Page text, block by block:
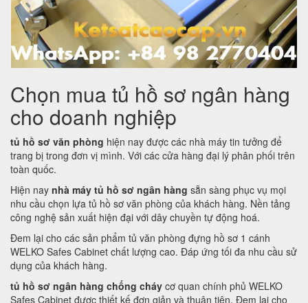
Chọn mua tủ hồ sơ ngân hàng
cho doanh nghiệp
tủ hồ sơ văn phòng hiện nay được các nhà máy tin tưởng để
trang bị trong đơn vị mình. Với các cửa hàng đại lý phân phối trên
toàn quốc.
Hiện nay nhà máy tủ hồ sơ ngân hàng sẵn sàng phục vụ mọi
nhu cầu chọn lựa tủ hồ sơ văn phòng của khách hàng. Nền tảng
công nghệ sản xuất hiện đại với dây chuyền tự động hoá.
Đem lại cho các sản phẩm tủ văn phòng đựng hồ sơ 1 cánh
WELKO Safes Cabinet chất lượng cao. Đáp ứng tối đa nhu cầu sử
dụng của khách hàng.
tủ hồ sơ ngân hàng chống cháy cơ quan chính phủ WELKO
Safes Cabinet được thiết kế đơn giản và thuận tiện. Đem lại cho